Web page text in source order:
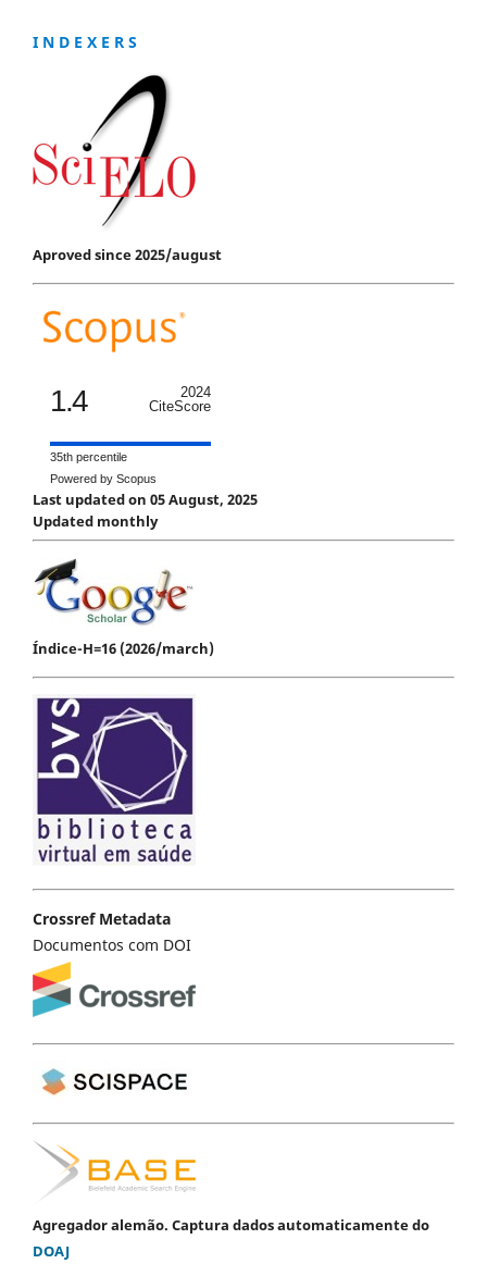
I N D E X E R S
Aproved since 2025/august
1.4
2024
CiteScore
35th percentile
Powered by Scopus
Last updated on 05 August, 2025
Updated monthly
Índice-H=16 (2026/march)
Crossref Metadata
Documentos com DOI
Agregador alemão. Captura dados automaticamente do
DOAJ